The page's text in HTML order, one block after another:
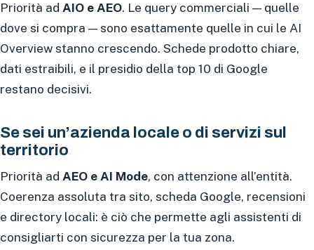
Priorità ad AIO e AEO. Le query commerciali — quelle
dove si compra — sono esattamente quelle in cui le AI
Overview stanno crescendo. Schede prodotto chiare,
dati estraibili, e il presidio della top 10 di Google
restano decisivi.
Se sei un’azienda locale o di servizi sul
territorio
Priorità ad AEO e AI Mode, con attenzione all’entità.
Coerenza assoluta tra sito, scheda Google, recensioni
e directory locali: è ciò che permette agli assistenti di
consigliarti con sicurezza per la tua zona.